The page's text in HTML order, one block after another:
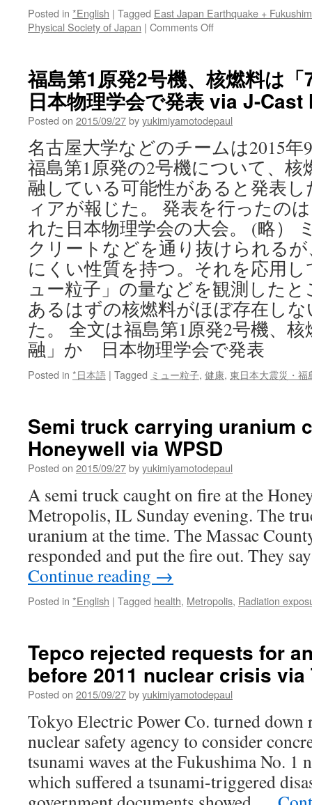
Posted in *English | Tagged East Japan Earthquake +
Physical Society of Japan | Comments Offon
than
70%
of
No.
2
reactor’s
fuel
may
have
melted
via
The
Asahi
Shimbun
福島第1原発2号機、核燃料は
日本物理学会で発表 via J-Cast
Posted on 2015/09/27byyukimiyamotodepaul
名古屋大学などのチームは2015年
福島第1原発の2号機について、核
融している可能性があると発表
ィアが報じた。 発表を行ったの
れた日本物理学会の大会。 (略）
クリートなどを通り抜けられる
にくい性質を持つ。それを応用
ュー粒子」の量などを観測した
あるはずの核燃料がほぼ存在し
た。 全文は福島第1原発2号機、
融」か 日本物理学会で発表
Posted in *日本語 | Tagged ミュー粒子, 健康, 東日本大震災・福
Semi truck carrying uranium
Honeywell via WPSD
Posted on 2015/09/27byyukimiyamotodepaul
A semi truck caught on fire at the
Metropolis, IL Sunday evening. The
uranium at the time. The Massac
responded and put the fire out. They
Continue reading →
Posted in *English | Tagged health, Metropolis, Radiation
Tepco rejected requests for
before 2011 nuclear crisis via
Posted on 2015/09/27byyukimiyamotodepaul
Tokyo Electric Power Co. turned down
nuclear safety agency to consider
tsunami waves at the Fukushima No. 1
which suffered a tsunami-triggered